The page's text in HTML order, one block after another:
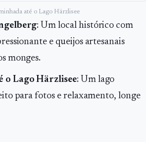
até o Lago Härzlisee
: Um local histórico com
e queijos artesanais
monges.
o Lago Härzlisee: Um lago
para fotos e relaxamento, longe